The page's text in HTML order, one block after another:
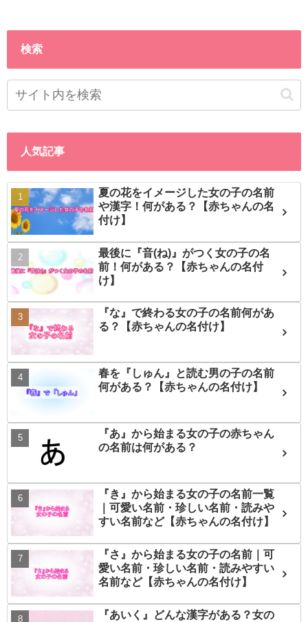
検索
人気記事
夏の花をイメージした女の子の名前
や漢字！何がある？【赤ちゃんの名
付け】
最後に『音(ね)』がつく女の子の名
前！何がある？【赤ちゃんの名付
け】
『な』で終わる女の子の名前何があ
る？【赤ちゃんの名付け】
春を『しゅん』と読む男の子の名前
何がある？【赤ちゃんの名付け】
『あ』から始まる女の子の赤ちゃん
の名前は何がある？
『き』から始まる女の子の名前一覧
｜可愛い名前・珍しい名前・読みや
すい名前など【赤ちゃんの名付け】
『さ』から始まる女の子の名前｜可
愛い名前・珍しい名前・読みやすい
名前など【赤ちゃんの名付け】
『あいく』どんな漢字がある？女の